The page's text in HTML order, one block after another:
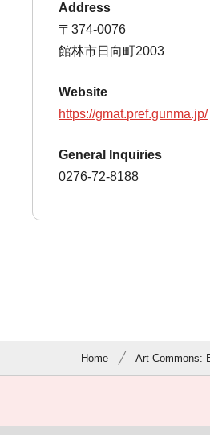
Address
〒374-0076
館林市日向町2003
Website
https://gmat.pref.gunma.jp/
General Inquiries
0276-72-8188
Home Art Commons: